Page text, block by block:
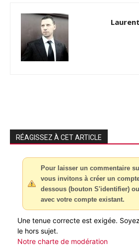
RÉAGISSEZ À CET ARTICLE
Pour laisser un commentaire
vous invitons à créer un
dessous (bouton S'identifier)
avec votre compte existant.
Une tenue correcte est exigée.
le hors sujet.
Notre charte de modération